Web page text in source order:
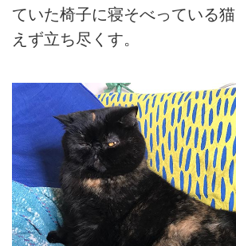
ていた椅子に寝そべっている
えず立ち尽くす。